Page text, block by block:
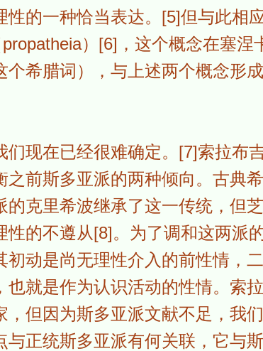
的一种恰当表达。[5]但与此相
）[6]，这个概念在塞涅
希腊词），与上述两个概念形
现在已经很难确定。[7]索拉布
前斯多亚派的两种倾向。古典
克里希波继承了这一传统，但
的不遵从[8]。为了调和这两派
动是尚无理性介入的前性情，
就是作为认识活动的性情。索
但因为斯多亚派文献不足，我
正统斯多亚派有何关联，它与